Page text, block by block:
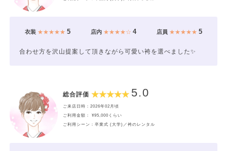
衣装★★★★★ 5 店内★★★★☆ 4 店員 ★★★★★5
合わせ方を沢山提案して頂きながら可愛い袴を選べました✨
総合評価 5.0
ご来店日時：2026年02月頃
ご利用金額： ¥95,000くらい
ご利用シーン：卒業式 (大学)／袴のレンタル